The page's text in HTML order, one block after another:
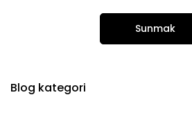
Blog kategori